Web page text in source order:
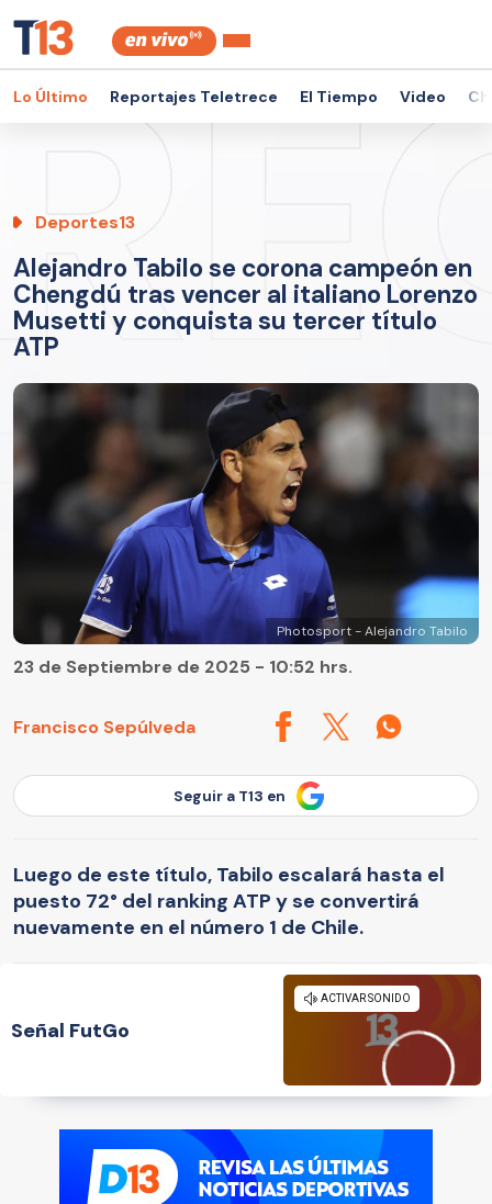
Lo Último Reportajes Teletrece El Tiempo Video
Deportes13
Alejandro Tabilo se corona campeón en
Chengdú tras vencer al italiano Lorenzo
Musetti y conquista su tercer título
ATP
Photosport - Alejandro Tabilo
Francisco Sepúlveda
23 de Septiembre de 2025 - 10:52 hrs.
Seguir a T13 en
Luego de este título, Tabilo escalará hasta el
puesto 72° del ranking ATP y se convertirá
nuevamente en el número 1 de Chile.
Señal FutGo